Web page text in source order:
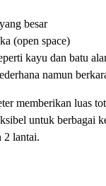
besar
(open space)
kayu dan batu
namun
memberikan luas
untuk berbagai
2 lantai.